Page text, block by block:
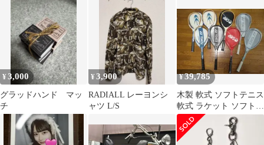
¥3,000
グラッドハンド マッ
チ
¥3,900
RADIALL レーヨンシ
ャツ L/S
¥39,785
木製 軟式 ソフトテニス
軟式 ラケット ソフトテ
ニス ヴィンテージ レト
ロ